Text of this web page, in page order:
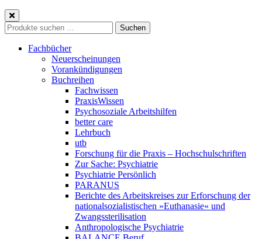
Suche
nach:
Suchen
Fachbücher
Neuerscheinungen
Vorankündigungen
Buchreihen
Fachwissen
PraxisWissen
Psychosoziale Arbeitshilfen
better care
Lehrbuch
utb
Forschung für die Praxis – Hochschulschriften
Zur Sache: Psychiatrie
Psychiatrie Persönlich
PARANUS
Berichte des Arbeitskreises zur Erforschung der
nationalsozialistischen »Euthanasie« und
Zwangssterilisation
Anthropologische Psychiatrie